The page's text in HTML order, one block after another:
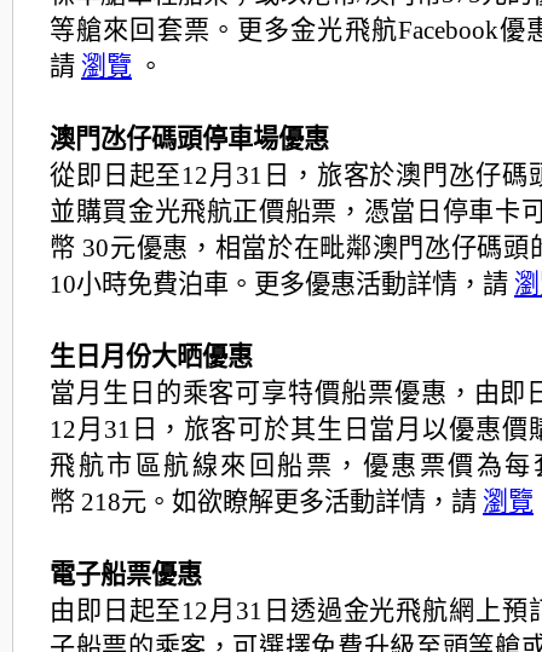
等艙來回套票。更多金光飛航Facebook優
請 瀏覽 。
澳門氹仔碼頭停車場優惠
從即日起至12月31日，旅客於澳門氹仔碼
並購買金光飛航正價船票，憑當日停車卡
幣 30元優惠，相當於在毗鄰澳門氹仔碼頭
10小時免費泊車。更多優惠活動詳情，請
生日月份大晒優惠
當月生日的乘客可享特價船票優惠，由即
12月31日，旅客可於其生日當月以優惠價
飛航市區航線來回船票，優惠票價為
幣 218元。如欲瞭解更多活動詳情，請 瀏覽
電子船票優惠
由即日起至12月31日透過金光飛航網上預